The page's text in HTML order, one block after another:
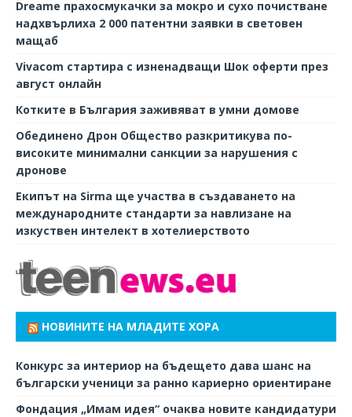
Dreame прахосмукачки за мокро и сухо почистване
надхвърлиха 2 000 патентни заявки в световен
мащаб
Vivacom стартира с изненадващи Шок оферти през
август онлайн
Котките в България заживяват в умни домове
Обединено Дрон Общество разкритикува по-
високите минимални санкции за нарушения с
дронове
Екипът на Sirma ще участва в създаването на
международните стандарти за навлизане на
изкуствен интелект в хотелиерството
НОВИНИТЕ НА МЛАДИТЕ ХОРА
Конкурс за интериор на бъдещето дава шанс на
български ученици за ранно кариерно ориентиране
Фондация „Имам идея“ очаква новите кандидатури